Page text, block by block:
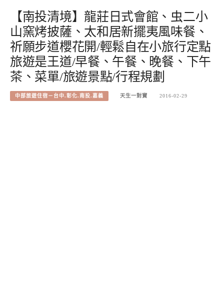
【南投清境】龍莊日式會館、虫二小
山窯烤披薩、太和居新擺夷風味餐、
祈願步道櫻花開/輕鬆自在小旅行定點
旅遊是王道/早餐、午餐、晚餐、下午
茶、菜單/旅遊景點/行程規劃
中部旅遊住宿－台中.彰化.南投.嘉義 天生一對寶 2016-02-29